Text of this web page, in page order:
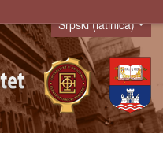
Language
Srpski (latinica)